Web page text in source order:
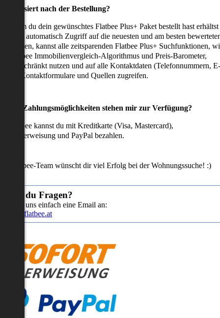
passiert nach der Bestellung?
du dein gewünschtes Flatbee Plus+ Paket bestellt hast erhältst
sofort automatisch Zugriff auf die neuesten und am besten
kannst alle zeitsparenden Flatbee Plus+ Suchfunktionen,
Flatbee Immobilienvergleich-Algorithmus und Preis-Barometer,
nutzen und auf alle Kontaktdaten (Telefonnummern, E-
Kontaktformulare und Quellen zugreifen.
Zahlungsmöglichkeiten stehen mir zur Verfügung?
Flatbee kannst du mit Kreditkarte (Visa, Mastercard),
und PayPal bezahlen.
Flatbee-Team wünscht dir viel Erfolg bei der Wohnungssuche! :)
Hast du Fragen?
Sende uns einfach eine Email an:
info@flatbee.at